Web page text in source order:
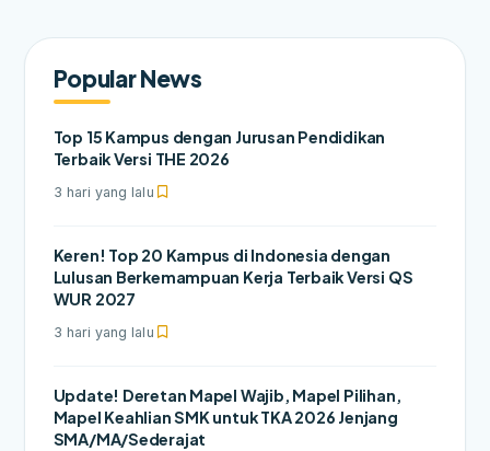
Popular News
Top 15 Kampus dengan Jurusan Pendidikan
Terbaik Versi THE 2026
3 hari yang lalu
Keren! Top 20 Kampus di Indonesia dengan
Lulusan Berkemampuan Kerja Terbaik Versi QS
WUR 2027
3 hari yang lalu
Update! Deretan Mapel Wajib, Mapel Pilihan,
Mapel Keahlian SMK untuk TKA 2026 Jenjang
SMA/MA/Sederajat